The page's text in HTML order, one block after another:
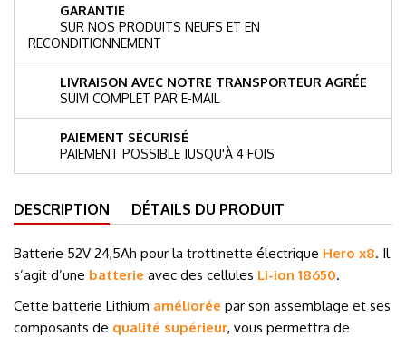
GARANTIE
SUR NOS PRODUITS NEUFS ET EN
RECONDITIONNEMENT
LIVRAISON AVEC NOTRE TRANSPORTEUR AGRÉE
SUIVI COMPLET PAR E-MAIL
PAIEMENT SÉCURISÉ
PAIEMENT POSSIBLE JUSQU'À 4 FOIS
DESCRIPTION DÉTAILS DU PRODUIT
Batterie 52V 24,5Ah pour la trottinette électrique Hero x8. Il
s’agit d’une batterie avec des cellules Li-ion 18650.
Cette batterie Lithium améliorée par son assemblage et ses
composants de qualité supérieur, vous permettra de